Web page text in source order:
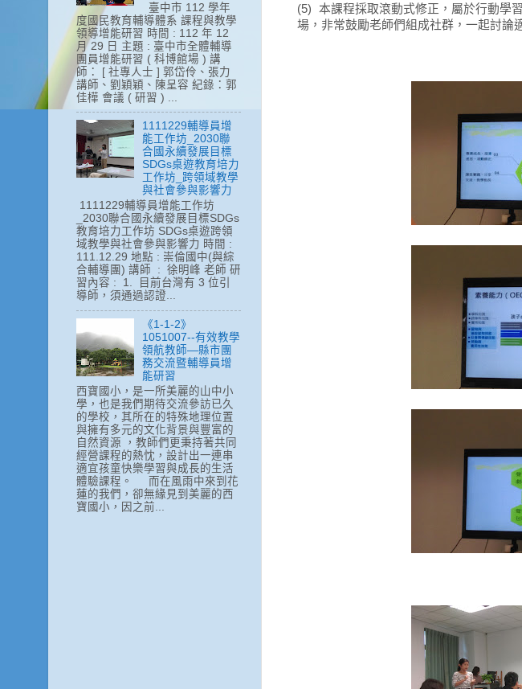
(5)
本課程採取滾動式修正，屬於行動學
場，非常鼓勵老師們組成社群，一起討論
臺中市 112 學年
度國民教育輔導體系 課程與教學
領導增能研習 時間 : 112 年 12
月 29 日 主題 : 臺中市全體輔導
團員增能研習 ( 科博館場 ) 講
師： [ 社專人士 ] 郭岱伶、張力
講師、劉穎穎、陳呈容 紀錄：郭
佳樺 會議 ( 研習 ) ...
1111229輔導員增
能工作坊_2030聯
合國永續發展目標
SDGs桌遊教育培力
工作坊_跨領域教學
與社會參與影響力
1111229輔導員增能工作坊
_2030聯合國永續發展目標SDGs
教育培力工作坊 SDGs桌遊跨領
域教學與社會參與影響力 時間 :
111.12.29 地點 : 崇倫國中(與綜
合輔導團) 講師 : 徐明峰 老師 研
習內容 : 1. 目前台灣有 3 位引
導師，須通過認證...
《1-1-2》
1051007--有效教學
領航教師—縣市團
務交流暨輔導員增
能研習
西寶國小，是一所美麗的山中小
學，也是我們期待交流參訪已久
的學校，其所在的特殊地理位置
與擁有多元的文化背景與豐富的
自然資源 ，教師們更秉持著共同
經營課程的熱忱，設計出一連串
適宜孩童快樂學習與成長的生活
體驗課程。 而在風雨中來到花
蓮的我們，卻無緣見到美麗的西
寶國小，因之前...